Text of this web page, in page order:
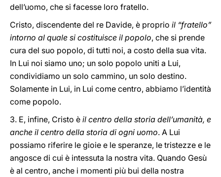
dell’uomo, che si facesse loro fratello.
Cristo, discendente del re Davide, è proprio il “fratello”
intorno al quale si costituisce il popolo, che si prende
cura del suo popolo, di tutti noi, a costo della sua vita.
In Lui noi siamo uno; un solo popolo uniti a Lui,
condividiamo un solo cammino, un solo destino.
Solamente in Lui, in Lui come centro, abbiamo l’identità
come popolo.
3. E, infine, Cristo è il centro della storia dell’umanità, e
anche il centro della storia di ogni uomo. A Lui
possiamo riferire le gioie e le speranze, le tristezze e le
angosce di cui è intessuta la nostra vita. Quando Gesù
è al centro, anche i momenti più bui della nostra